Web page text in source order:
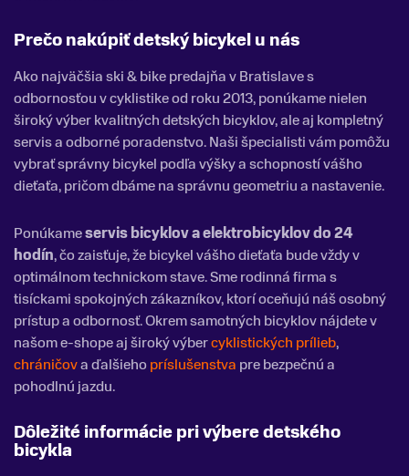
Prečo nakúpiť detský bicykel u nás
Ako najväčšia ski & bike predajňa v Bratislave s
odbornosťou v cyklistike od roku 2013, ponúkame nielen
široký výber kvalitných detských bicyklov, ale aj kompletný
servis a odborné poradenstvo. Naši špecialisti vám pomôžu
vybrať správny bicykel podľa výšky a schopností vášho
dieťaťa, pričom dbáme na správnu geometriu a nastavenie.
Ponúkameservis bicyklov a elektrobicyklov do 24
hodín, čo zaisťuje, že bicykel vášho dieťaťa bude vždy v
optimálnom technickom stave. Sme rodinná firma s
tisíckami spokojných zákazníkov, ktorí oceňujú náš osobný
prístup a odbornosť. Okrem samotných bicyklov nájdete v
našom e-shope aj široký výbercyklistických prílieb,
chráničova ďalšieho príslušenstva pre bezpečnú a
pohodlnú jazdu.
Dôležité informácie pri výbere detského
bicykla